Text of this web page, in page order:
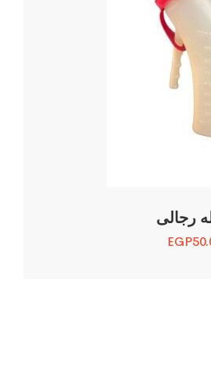
رجالى
EGP